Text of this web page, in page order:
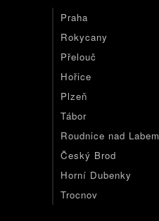
Praha
Rokycany
Přelouč
Hořice
Plzeň
Tábor
Roudnice nad Labem
Český Brod
Horní Dubenky
Trocnov